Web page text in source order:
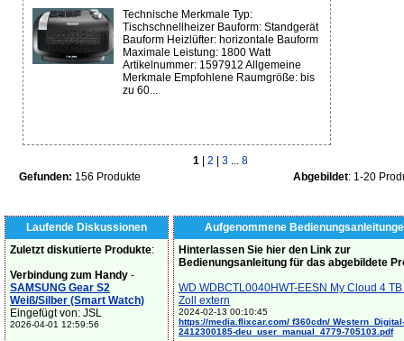
Technische Merkmale Typ:
Tischschnellheizer Bauform: Standgerät
Bauform Heizlüfter: horizontale Bauform
Maximale Leistung: 1800 Watt
Artikelnummer: 1597912 Allgemeine
Merkmale Empfohlene Raumgröße: bis
zu 60...
1 2 3 ... 8
Gefunden: 156 Produkte Abgebildet: 1-20
Laufende Diskussionen
Zuletzt diskutierte Produkte:
Verbindung zum Handy -
SAMSUNG Gear S2
Weiß/Silber (Smart Watch)
Eingefügt von: JSL
2026-04-01 12:59:56
Aufgenommene
Hinterlassen Sie hier den Link zur
Bedienungsanleitung für das abgebildete
WD WDBCTL0040HWT-EESN My Cloud 4
Zoll extern
2024-02-13 00:10:45
https://media.flixcar.com/ f360cdn/ Western_Digital-
2412300185-deu_user_manual_4779-705103.pdf